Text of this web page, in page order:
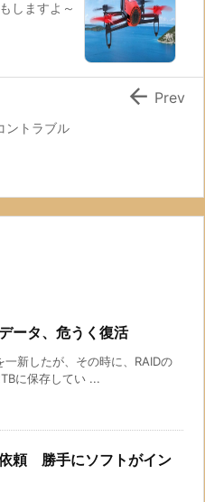
しますよ～
ントラブル
 Prev
ータ、危うく復活
一新したが、その時に、RAIDの
に保存してい ...
頼 勝手にソフトがイン